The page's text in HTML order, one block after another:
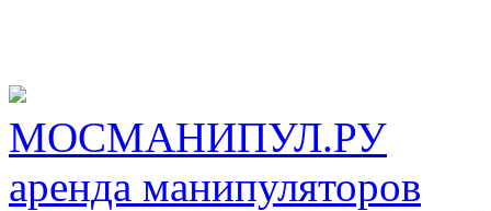
МОСМАНИПУЛ.РУ
аренда манипуляторов